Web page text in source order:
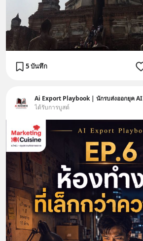
5 บันทึก
Ai Export Playbook | นักรบส่งออกยุค AI
ได้รับการบูสต์